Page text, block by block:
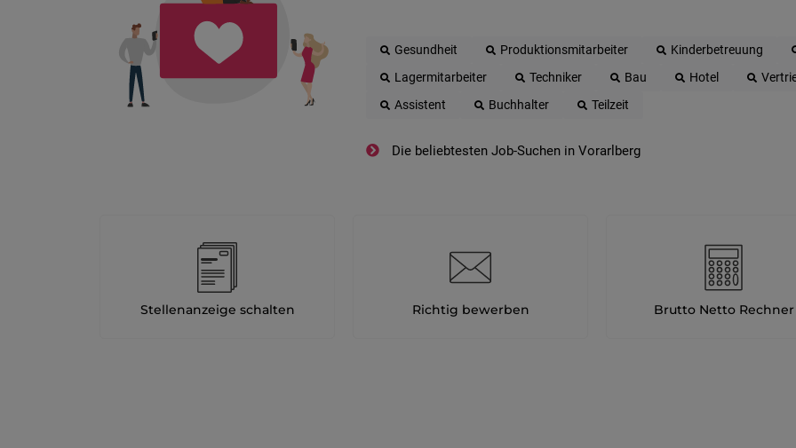
Gesundheit Produktionsmitarbeiter Kinderbetreuung
Lagermitarbeiter
Techniker Bau Hotel
Assistent
Buchhalter Teilzeit
Die beliebtesten Job-Suchen in Vorarlberg
Stellenanzeige schalten Richtig bewerben Brutto Netto Rechner